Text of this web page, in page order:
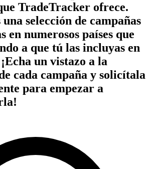
TradeTracker ofrece.
una selección de campañas
en numerosos países que
a que tú las incluyas en
un vistazo a la
cada campaña y solicítala
para empezar a